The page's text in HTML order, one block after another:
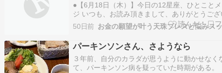
●【6月18日（木）】今日の12星座、ひとこと
ジ いつも、お読み頂きまして、ありがとうご
す。ともちやんです。 今日の、ひとことメッ
す。 「自分を信じる気持ち」が、未来を動か
周りの声や、不安よりも、自分の心の声に、耳
てみましょう。 小さな一歩…
50日前
パーキンソンさん、さようなら
３年前、自分のカラダが思うように動かせなく
て、パーキンソン病を疑っていた時期がある。